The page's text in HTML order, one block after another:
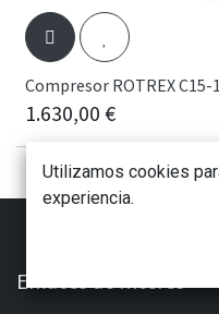
Compresor ROTREX C15-
1.630,00 €
Enlaces de Ínteres
Utilizamos cookies
experiencia.